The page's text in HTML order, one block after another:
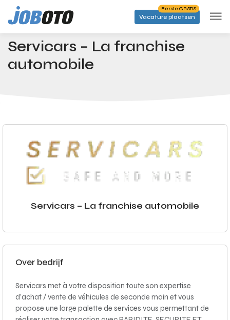
Skip to main content
Vacature plaatsen
Eerste GRATIS
Startpagina Bedrijven Servicars – La franchise automobile
Servicars – La franchise
automobile
Servicars – La franchise automobile
Over bedrijf
Servicars met à votre disposition toute son expertise
d’achat / vente de véhicules de seconde main et vous
propose une large palette de services vous permettant de